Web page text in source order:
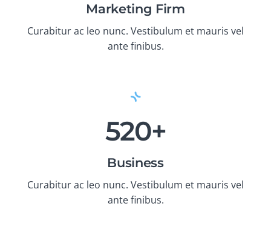
Marketing Firm
Curabitur ac leo nunc. Vestibulum et mauris vel
ante finibus.
520+
Business
Curabitur ac leo nunc. Vestibulum et mauris vel
ante finibus.